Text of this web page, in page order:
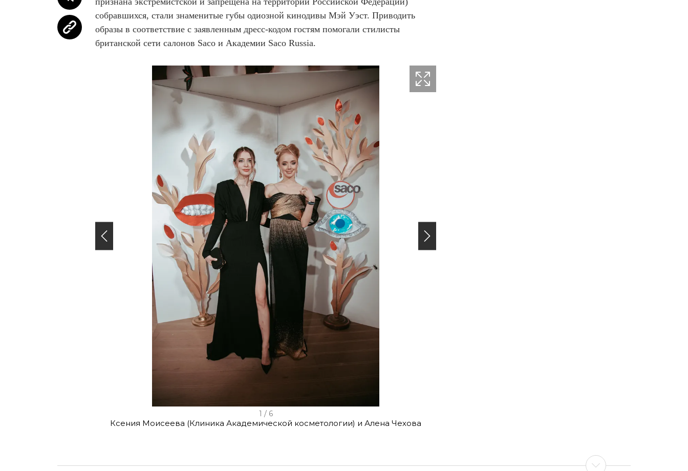
собравшихся, стали знаменитые губы одиозной кинодивы Мэй Уэст. Приводить
образы в соответствие с заявленным дресс-кодом гостям помогали стилисты
британской сети салонов Saco и Академии Saco Russia.
1
1 / 6
Ксения Моисеева (Клиника Академической косметологии) и Алена Чехова